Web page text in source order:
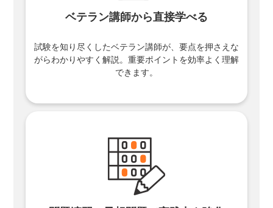
ベテラン講師から直接学べる
試験を知り尽くしたベテラン講師が、要点を押さえな
がらわかりやすく解説。重要ポイントを効率よく理解
できます。